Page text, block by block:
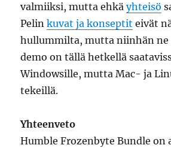
valmiiksi, mutta ehkäyhteisö
Pelinkuvat ja konseptit eivät
hullummilta, mutta niinhän ne
demo on tällä hetkellä
Windowsille, mutta Mac- ja
tekeillä.
Yhteenveto
Humble Frozenbyte Bundle on